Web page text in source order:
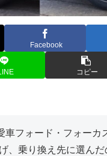
Facebook
コピー
車フォード・フォーカ
、乗り換え先に選んだ